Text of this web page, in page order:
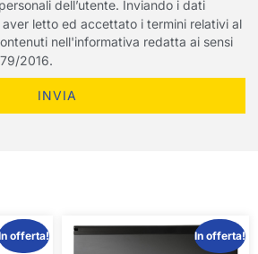
dell’utente. Inviando i dati
letto ed accettato i termini relativi al
nell'informativa redatta ai sensi
2016.
INVIA
offerta! In offerta!